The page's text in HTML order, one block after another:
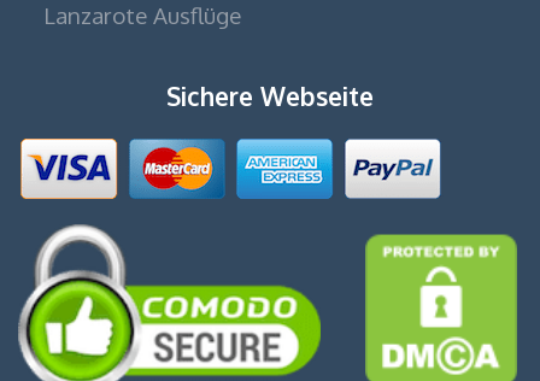
Lanzarote Ausflüge
Sichere Webseite